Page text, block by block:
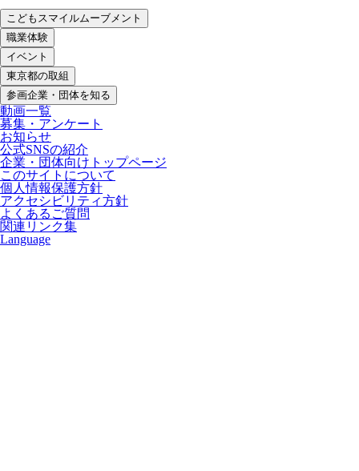
こどもスマイルムーブメント
職業体験
イベント
東京都の取組
参画企業・団体を知る
動画一覧
募集・アンケート
お知らせ
公式SNSの紹介
企業・団体向けトップページ
このサイトについて
個人情報保護方針
アクセシビリティ方針
よくあるご質問
関連リンク集
Language